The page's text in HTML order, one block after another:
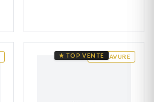
GRAVURE
★ TOP VENTE